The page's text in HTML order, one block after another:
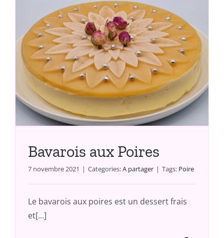
Bavarois aux Poires
7 novembre 2021 | Categories:A partager | Tags: Poire
Le bavarois aux poires est un dessert frais
et[...]